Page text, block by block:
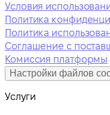
Условия
Политика
Политика
Соглашение с
Комиссия платформы
Настройки файлов
Услуги